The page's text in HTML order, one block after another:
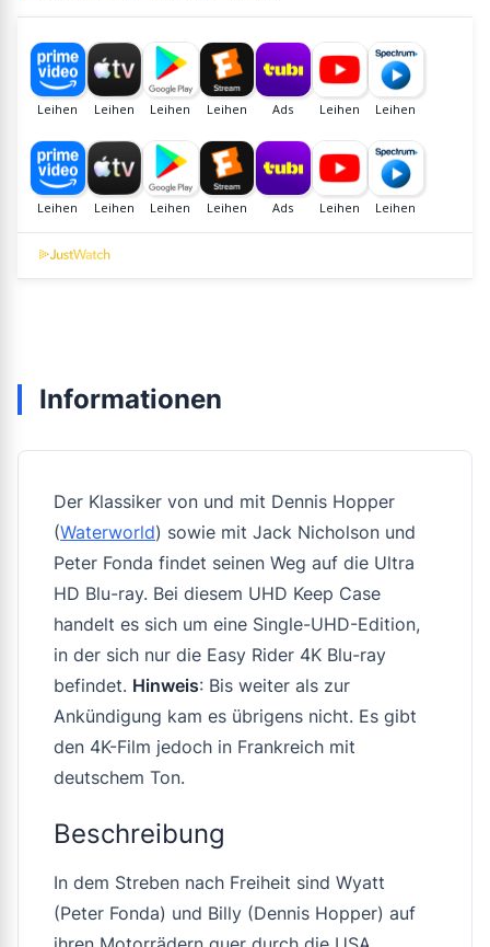
Informationen
Der Klassiker von und mit Dennis Hopper
(Waterworld) sowie mit Jack Nicholson und
Peter Fonda findet seinen Weg auf die Ultra
HD Blu-ray. Bei diesem UHD Keep Case
handelt es sich um eine Single-UHD-Edition,
in der sich nur die Easy Rider 4K Blu-ray
befindet. Hinweis: Bis weiter als zur
Ankündigung kam es übrigens nicht. Es gibt
den 4K-Film jedoch in Frankreich mit
deutschem Ton.
Beschreibung
In dem Streben nach Freiheit sind Wyatt
(Peter Fonda) und Billy (Dennis Hopper) auf